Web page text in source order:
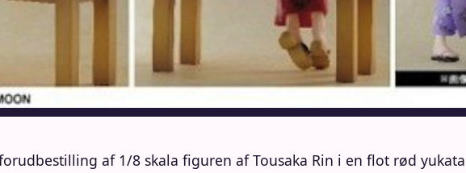
af 1/8 skala figuren af Tousaka Rin i en flot rød